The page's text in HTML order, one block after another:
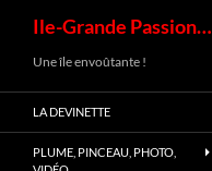
Aller
au
contenu
Ile-Grande Passion…
Une île envoûtante !
LA DEVINETTE
PLUME, PINCEAU, PHOTO,